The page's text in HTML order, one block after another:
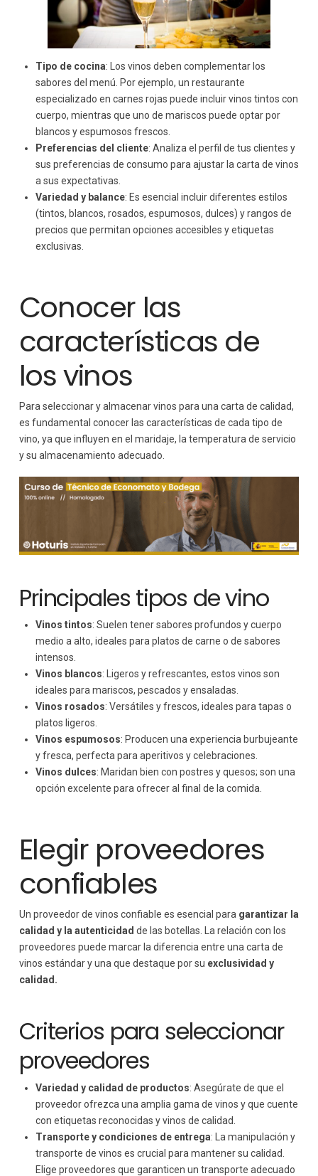
Tipo de cocina: Los vinos deben complementar los
sabores del menú. Por ejemplo, un restaurante
especializado en carnes rojas puede incluir vinos tintos con
cuerpo, mientras que uno de mariscos puede optar por
blancos y espumosos frescos.
Preferencias del cliente: Analiza el perfil de tus clientes y
sus preferencias de consumo para ajustar la carta de vinos
a sus expectativas.
Variedad y balance: Es esencial incluir diferentes estilos
(tintos, blancos, rosados, espumosos, dulces) y rangos de
precios que permitan opciones accesibles y etiquetas
exclusivas.
Conocer las
características de
los vinos
Para seleccionar y almacenar vinos para una carta de calidad,
es fundamental conocer las características de cada tipo de
vino, ya que influyen en el maridaje, la temperatura de servicio
y su almacenamiento adecuado.
Principales tipos de vino
Vinos tintos: Suelen tener sabores profundos y cuerpo
medio a alto, ideales para platos de carne o de sabores
intensos.
Vinos blancos: Ligeros y refrescantes, estos vinos son
ideales para mariscos, pescados y ensaladas.
Vinos rosados: Versátiles y frescos, ideales para tapas o
platos ligeros.
Vinos espumosos: Producen una experiencia burbujeante
y fresca, perfecta para aperitivos y celebraciones.
Vinos dulces: Maridan bien con postres y quesos; son una
opción excelente para ofrecer al final de la comida.
Elegir proveedores
confiables
Un proveedor de vinos confiable es esencial para garantizar la
calidad y la autenticidad de las botellas. La relación con los
proveedores puede marcar la diferencia entre una carta de
vinos estándar y una que destaque por su exclusividad y
calidad.
Criterios para seleccionar
proveedores
Variedad y calidad de productos: Asegúrate de que el
proveedor ofrezca una amplia gama de vinos y que cuente
con etiquetas reconocidas y vinos de calidad.
Transporte y condiciones de entrega: La manipulación y
transporte de vinos es crucial para mantener su calidad.
Elige proveedores que garanticen un transporte adecuado